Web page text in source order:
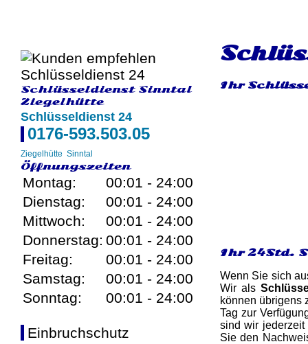
Schlüsseldienst Sinntal
Ziegelhütte
Schlüsseldienst 24
0176-593.503.05
Ziegelhütte Sinntal
Öffnungszeiten
Montag:
00:01 - 24:00
Dienstag:
00:01 - 24:00
Mittwoch:
00:01 - 24:00
Donnerstag: 00:01 - 24:00
Freitag:
00:01 - 24:00
Samstag:
00:01 - 24:00
Sonntag:
00:01 - 24:00
Einbruchschutz
Ihr
Ihr 24Std.
Wenn Sie sich
Wir als
können übrigens
Tag zur
sind wir
Sie den